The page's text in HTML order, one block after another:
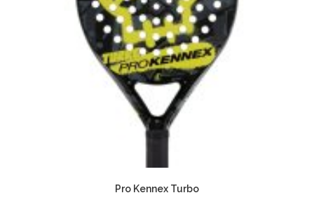
Pro Kennex Turbo